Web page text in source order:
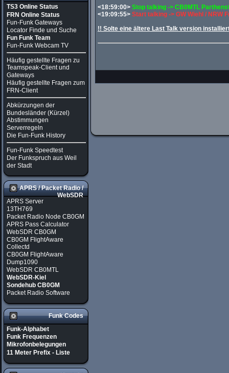
TS3 Online Status
FRN Online Status
Fun-Funk Gateways
Locator Finde und Suche
Fun Funk Team
Fun-Funk Webcam TV
Häufig gestellte Fragen zu
Teamspeak-Client und
Gateways
Häufig gestellte Fragen zum
FRN-Client
Abkürzungen der
Bundesländer (Kürzel)
Abstimmungen
Serverregeln
Die Fun-Funk History
Fun-Funk Speedtest
Der Funkspruch aus Weil
der Stadt
APRS / Packet Radio /
WebSDR
APRS Server
13TH769
Packet Radio Node CB0GM
APRS Pass Calculator
WebSDR CB0GM
CB0GM FlightAware
Collectd
CB0GM FlightAware
Dump1090
WebSDR CB0MTL
WebSDR-Kiel
Sondehub CB0GM
Packet Radio Software
Funk Codes
Funk-Alphabet
Funk Frequenzen
Mikrofonbelegungen
11 Meter Prefix - Liste
<18:59:00> Stop talking -> CB0MTL
<19:09:55> Start talking -> GW Wiehl / NRW
!! Solte eine ältere Last Talk version